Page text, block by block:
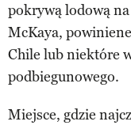
pokrywą lodową
McKaya,
Chile lub niektóre
podbiegunowego.
Miejsce, gdzie